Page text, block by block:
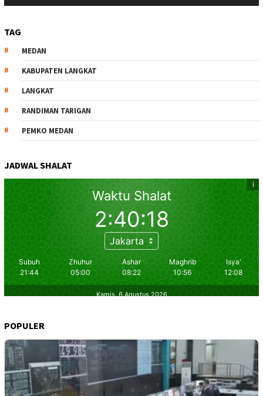
TAG
MEDAN
KABUPATEN LANGKAT
LANGKAT
RANDIMAN TARIGAN
PEMKO MEDAN
JADWAL SHALAT
POPULER